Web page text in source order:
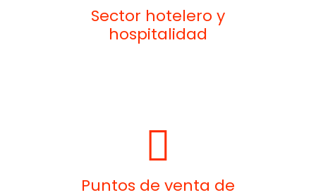
Sector hotelero y
hospitalidad
Puntos de venta de